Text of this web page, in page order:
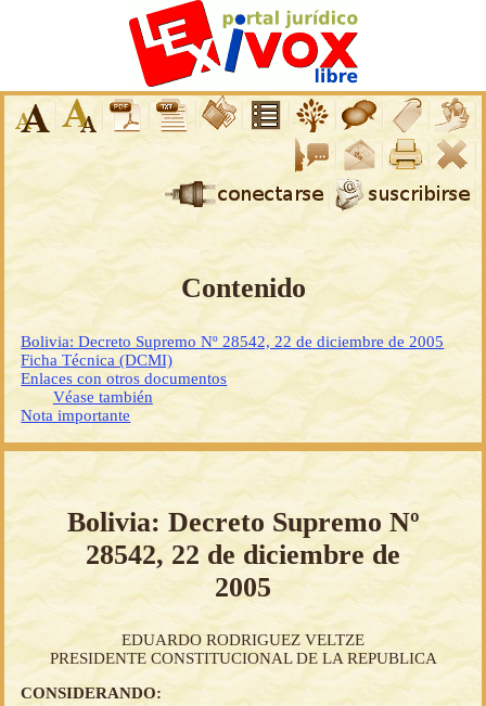
Contenido
Bolivia: Decreto Supremo Nº 28542, 22 de diciembre de 2005
Ficha Técnica (DCMI)
Enlaces con otros documentos
Véase también
Nota importante
Bolivia: Decreto Supremo Nº
28542, 22 de diciembre de
2005
EDUARDO RODRIGUEZ VELTZE
PRESIDENTE CONSTITUCIONAL DE LA REPUBLICA
CONSIDERANDO: